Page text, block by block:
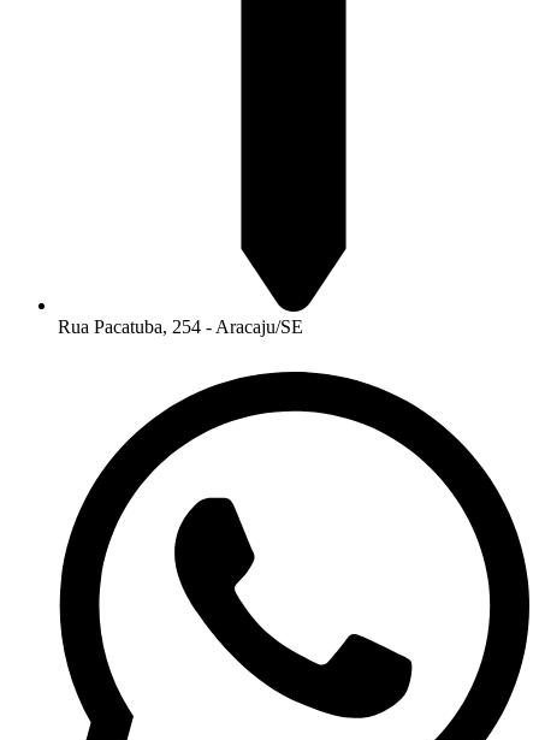
Rua Pacatuba, 254 - Aracaju/SE